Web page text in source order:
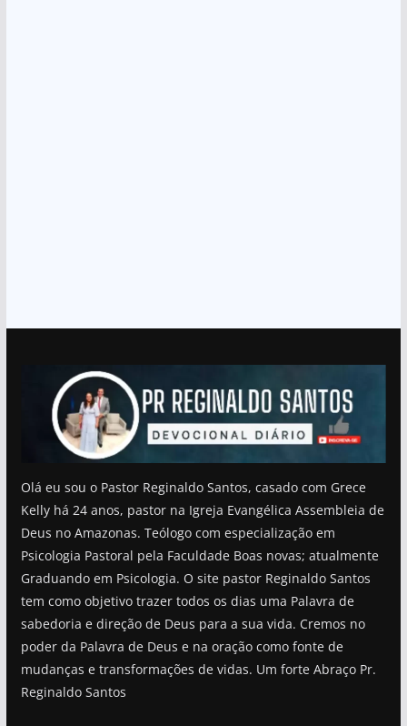
Olá eu sou o Pastor Reginaldo Santos, casado com Grece
Kelly há 24 anos, pastor na Igreja Evangélica Assembleia de
Deus no Amazonas. Teólogo com especialização em
Psicologia Pastoral pela Faculdade Boas novas; atualmente
Graduando em Psicologia. O site pastor Reginaldo Santos
tem como objetivo trazer todos os dias uma Palavra de
sabedoria e direção de Deus para a sua vida. Cremos no
poder da Palavra de Deus e na oração como fonte de
mudanças e transformações de vidas. Um forte Abraço Pr.
Reginaldo Santos